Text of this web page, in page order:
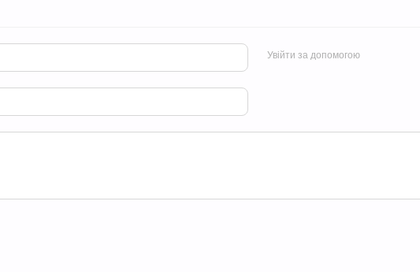
Увійти за допомогою